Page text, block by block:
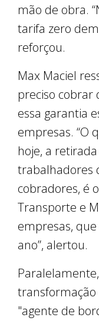
mão de obra.
tarifa zero
reforçou.
Max Maciel
preciso cobrar
essa garantia
empresas. “O
hoje, a
trabalhadores
cobradores, é
Transporte e
empresas,
ano”, alertou.
"agente de